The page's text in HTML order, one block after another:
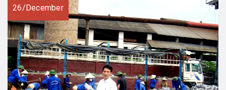
26/December